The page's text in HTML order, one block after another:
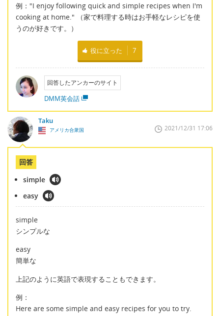
例："I enjoy following quick and simple recipes when I'm
cooking at home." （家で料理する時はお手軽なレシピを使
うのが好きです。）
役に立った 7
回答したアンカーのサイト
DMM英会話
Taku
アメリカ合衆国 2021/12/31 17:06
回答
simple
easy
simple
シンプルな
easy
簡単な
上記のように英語で表現することもできます。
例：
Here are some simple and easy recipes for you to try.